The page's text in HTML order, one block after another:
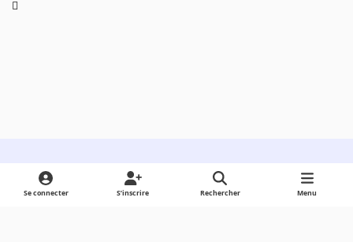
Light ModeDark ModeSystem Preference
Se connecter S’inscrire Rechercher Menu